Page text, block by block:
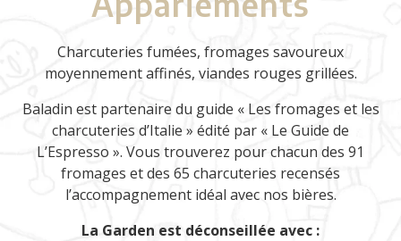
Charcuteries fumées, fromages savoureux
moyennement affinés, viandes rouges grillées.
Baladin est partenaire du guide « Les fromages et les
charcuteries d’Italie » édité par « Le Guide de
L’Espresso ». Vous trouverez pour chacun des 91
fromages et des 65 charcuteries recensés
l’accompagnement idéal avec nos bières.
La Garden est déconseillée avec :